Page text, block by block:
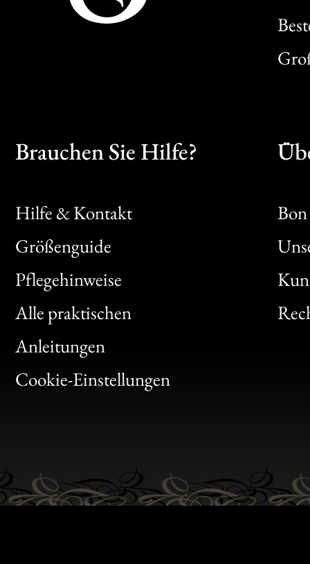
Brauchen Sie Hilfe?
Hilfe & Kontakt
Größenguide
Pflegehinweise
Alle praktischen
Anleitungen
Cookie-Einstellungen
Bon
Clic